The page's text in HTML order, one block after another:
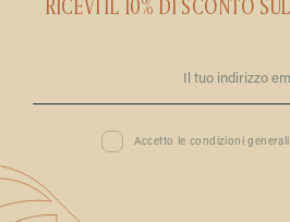
RICEVI IL 10% DI SCONTO
Accetto le condizioni